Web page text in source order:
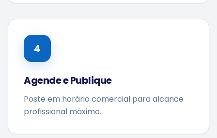
4
Agende e Publique
Poste em horário comercial para alcance
profissional máximo.